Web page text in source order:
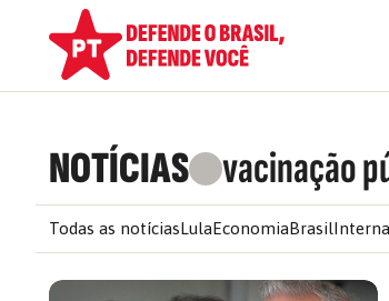
NOTÍCIAS vacinação
Todas as notíciasLulaEconomiaBrasil